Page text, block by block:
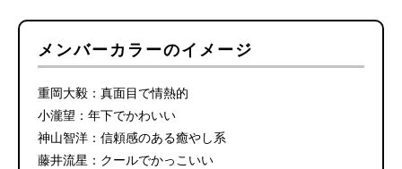
メンバーカラーのイメージ
重岡大毅：真面目で情熱的
小瀧望：年下でかわいい
神山智洋：信頼感のある癒やし系
藤井流星：クールでかっこいい